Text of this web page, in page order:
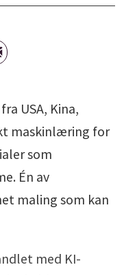
USA, Kina,
maskinlæring for
som
Én av
maling som kan
med KI-